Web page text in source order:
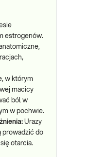
estrogenów.
w którym
macicy
ból w
w pochwie.
Urazy
prowadzić do
otarcia.